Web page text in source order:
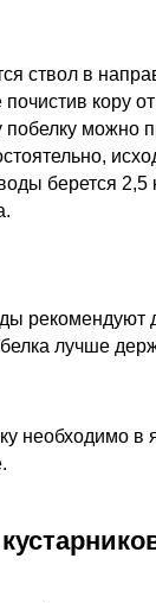
ствол в
почистив кору
можно
берется 2,5
рекомендуют
лучше
необходимо в